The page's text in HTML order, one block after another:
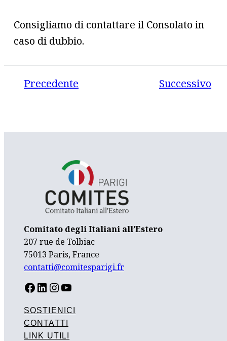
Consigliamo di contattare il Consolato in
caso di dubbio.
Precedente Successivo
Comitato degli Italiani all’Estero
207 rue de Tolbiac
75013 Paris, France
contatti@comitesparigi.fr
FACEBOOK LINKEDIN INSTAGRAM YOUTUBE
SOSTIENICI
CONTATTI
LINK UTILI